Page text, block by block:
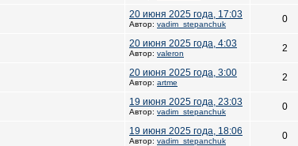
20 июня 2025 года, 17:03
Автор: vadim_stepanchuk 0
20 июня 2025 года, 4:03
Автор: valeron 2
20 июня 2025 года, 3:00
Автор: artme 2
19 июня 2025 года, 23:03
Автор: vadim_stepanchuk 0
19 июня 2025 года, 18:06
Автор: vadim_stepanchuk 0